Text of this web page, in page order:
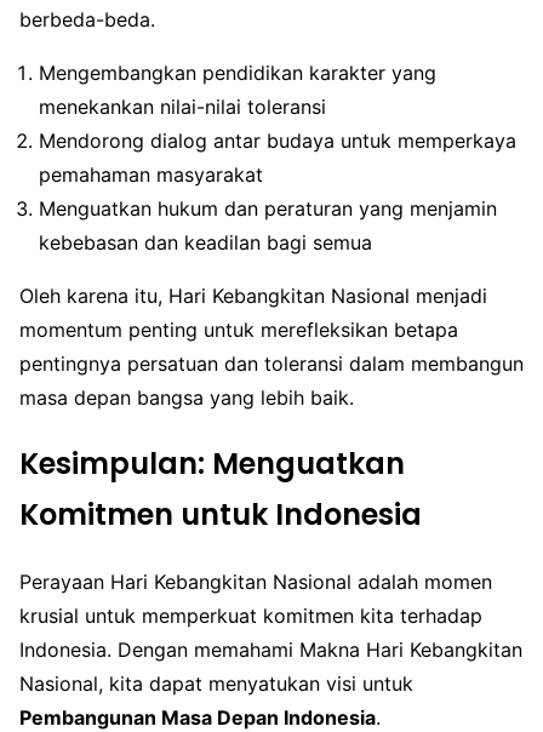
berbeda-beda.
Mengembangkan pendidikan karakter yang
menekankan nilai-nilai toleransi
Mendorong dialog antar budaya untuk memperkaya
pemahaman masyarakat
Menguatkan hukum dan peraturan yang menjamin
kebebasan dan keadilan bagi semua
Oleh karena itu, Hari Kebangkitan Nasional menjadi
momentum penting untuk merefleksikan betapa
pentingnya persatuan dan toleransi dalam membangun
masa depan bangsa yang lebih baik.
Kesimpulan: Menguatkan
Komitmen untuk Indonesia
Perayaan Hari Kebangkitan Nasional adalah momen
krusial untuk memperkuat komitmen kita terhadap
Indonesia. Dengan memahami Makna Hari Kebangkitan
Nasional, kita dapat menyatukan visi untuk
Pembangunan Masa Depan Indonesia.